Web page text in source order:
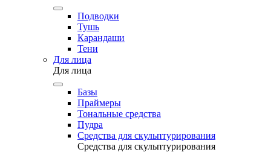
Подводки
Тушь
Карандаши
Тени
Для лица
Для лица
Базы
Праймеры
Тональные средства
Пудра
Средства для скульптурирования
Средства для скульптурирования